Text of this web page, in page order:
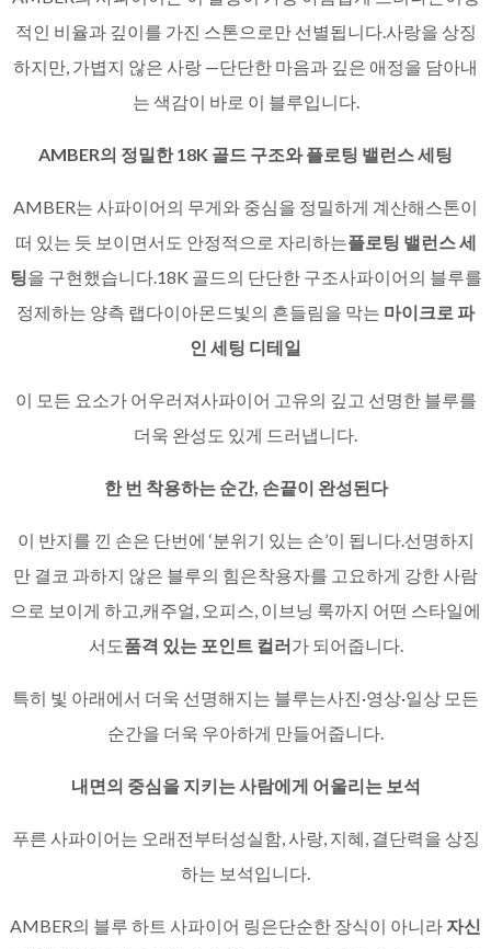
적인 비율과 깊이를 가진 스톤으로만 선별됩니다.사랑을 상징
하지만, 가볍지 않은 사랑 —단단한 마음과 깊은 애정을 담아내
는 색감이 바로 이 블루입니다.
AMBER의 정밀한 18K 골드 구조와 플로팅 밸런스 세팅
AMBER는 사파이어의 무게와 중심을 정밀하게 계산해스톤이
떠 있는 듯 보이면서도 안정적으로 자리하는플로팅 밸런스 세
팅을 구현했습니다.18K 골드의 단단한 구조사파이어의 블루를
정제하는 양측 랩다이아몬드빛의 흔들림을 막는 마이크로 파
인 세팅 디테일
이 모든 요소가 어우러져사파이어 고유의 깊고 선명한 블루를
더욱 완성도 있게 드러냅니다.
한 번 착용하는 순간, 손끝이 완성된다
이 반지를 낀 손은 단번에 ‘분위기 있는 손’이 됩니다.선명하지
만 결코 과하지 않은 블루의 힘은착용자를 고요하게 강한 사람
으로 보이게 하고,캐주얼, 오피스, 이브닝 룩까지 어떤 스타일에
서도품격 있는 포인트 컬러가 되어줍니다.
특히 빛 아래에서 더욱 선명해지는 블루는사진·영상·일상 모든
순간을 더욱 우아하게 만들어줍니다.
내면의 중심을 지키는 사람에게 어울리는 보석
푸른 사파이어는 오래전부터성실함, 사랑, 지혜, 결단력을 상징
하는 보석입니다.
AMBER의 블루 하트 사파이어 링은단순한 장식이 아니라자신